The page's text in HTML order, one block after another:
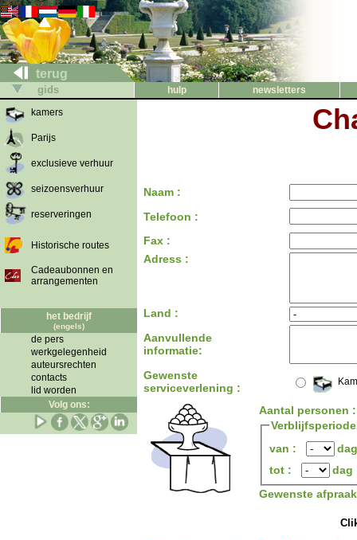
terug
gids hulp
newsletters
kamers
Parijs
exclusieve verhuur
seizoensverhuur
reserveringen
Historische routes
Cadeaubonnen en
arrangementen
het bedrijf
(engels)
de pers
werkgelegenheid
auteursrechten
contacts
lid worden
Volg ons:
Naam :
Telefoon :
Fax :
Adress :
Land :
Aanvullende
informatie:
Gewenste
serviceverlening :
Aantal personen
Verblijfsperiode
van :
dag
tot :
dag
Gewenste